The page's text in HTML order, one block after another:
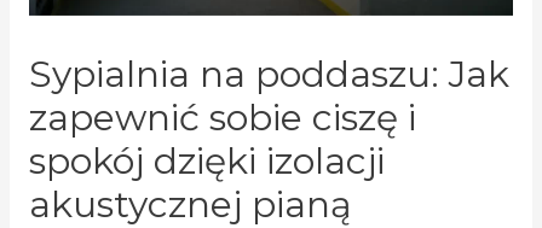
Sypialnia na poddaszu: Jak
zapewnić sobie ciszę i
spokój dzięki izolacji
akustycznej pianą